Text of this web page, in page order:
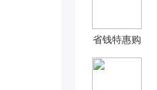
省钱特惠购